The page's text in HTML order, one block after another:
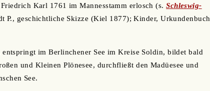
Karl 1761 im Mannesstamm erlosch (s.Schleswig-
P., geschichtliche Skizze (Kiel 1877); Kinder, Urkundenbuch
im Berlinchener See im Kreise Soldin, bildet bald
und Kleinen Plönesee, durchfließt den Madüesee und
See.